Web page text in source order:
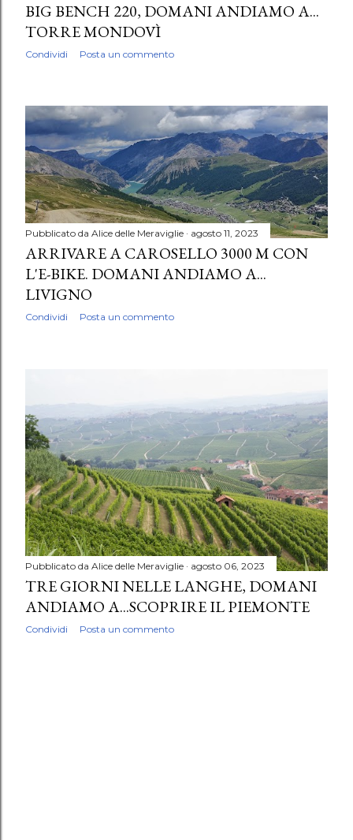
BIG BENCH 220, DOMANI ANDIAMO A...
TORRE MONDOVÌ
Condividi Posta un commento
Pubblicato da Alice delle Meraviglie agosto 11, 2023
ARRIVARE A CAROSELLO 3000 M CON
L'E-BIKE. DOMANI ANDIAMO A...
LIVIGNO
Condividi Posta un commento
Pubblicato da Alice delle Meraviglie agosto 06, 2023
TRE GIORNI NELLE LANGHE, DOMANI
ANDIAMO A...SCOPRIRE IL PIEMONTE
Condividi Posta un commento